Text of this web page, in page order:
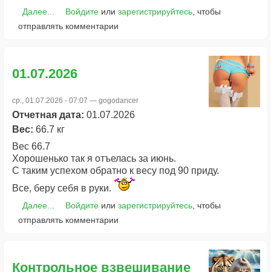
Далее... Войдитеили зарегистрируйтесь, чтобы
отправлять комментарии
01.07.2026
ср., 01.07.2026 - 07:07 — gogodancer
Отчетная дата: 01.07.2026
Вес: 66.7 кг
Вес 66.7
Хорошенько так я отъелась за июнь.
С таким успехом обратно к весу под 90 приду.
Все, беру себя в руки.
Далее... Войдитеили зарегистрируйтесь, чтобы
отправлять комментарии
Контрольное взвешивание